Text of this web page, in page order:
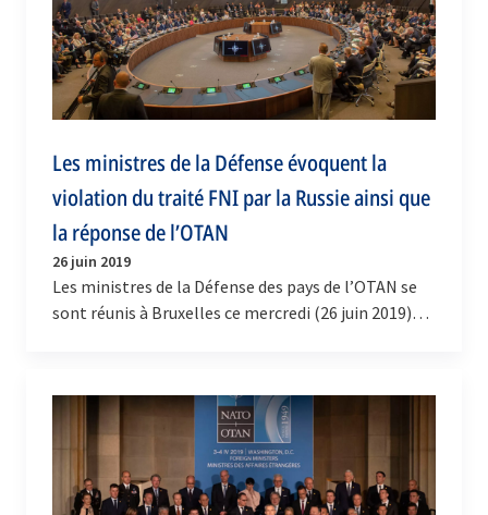
Les ministres de la Défense évoquent la
violation du traité FNI par la Russie ainsi que
la réponse de l’OTAN
26 juin 2019
Les ministres de la Défense des pays de l’OTAN se
sont réunis à Bruxelles ce mercredi (26 juin 2019)